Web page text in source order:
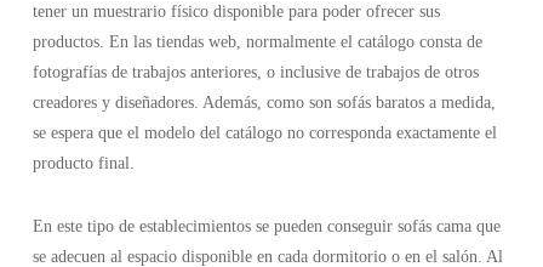
tener un muestrario físico disponible para poder ofrecer sus
productos. En las tiendas web, normalmente el catálogo consta de
fotografías de trabajos anteriores, o inclusive de trabajos de otros
creadores y diseñadores. Además, como son sofás baratos a medida,
se espera que el modelo del catálogo no corresponda exactamente el
producto final.
En este tipo de establecimientos se pueden conseguir sofás cama que
se adecuen al espacio disponible en cada dormitorio o en el salón. Al